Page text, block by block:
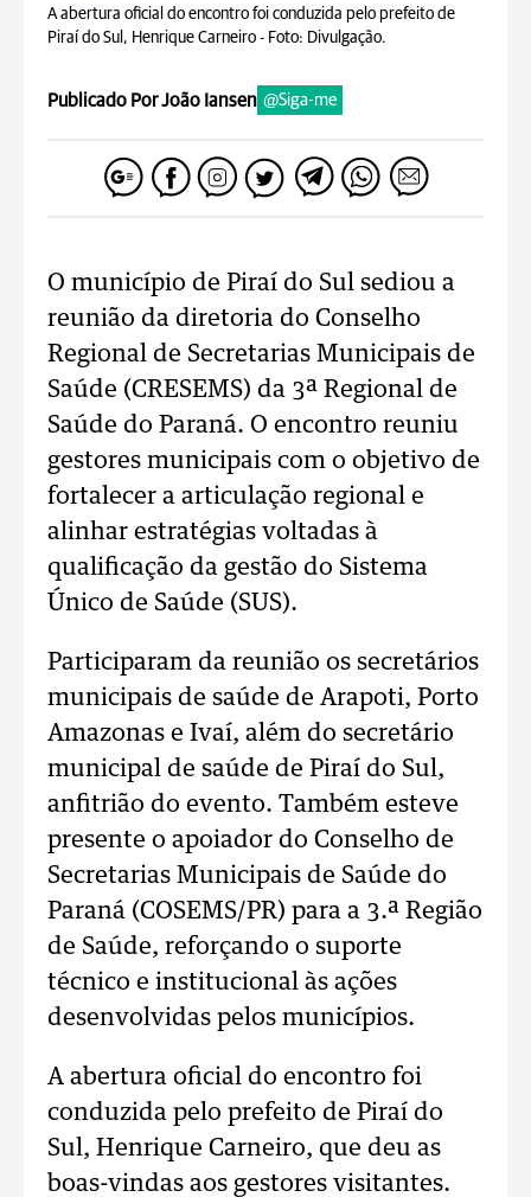
A abertura oficial do encontro foi conduzida pelo prefeito de
Piraí do Sul, Henrique Carneiro - Foto: Divulgação.
Publicado Por João Iansen @Siga-me
O município de Piraí do Sul sediou a
reunião da diretoria do Conselho
Regional de Secretarias Municipais de
Saúde (CRESEMS) da 3ª Regional de
Saúde do Paraná. O encontro reuniu
gestores municipais com o objetivo de
fortalecer a articulação regional e
alinhar estratégias voltadas à
qualificação da gestão do Sistema
Único de Saúde (SUS).
Participaram da reunião os secretários
municipais de saúde de Arapoti, Porto
Amazonas e Ivaí, além do secretário
municipal de saúde de Piraí do Sul,
anfitrião do evento. Também esteve
presente o apoiador do Conselho de
Secretarias Municipais de Saúde do
Paraná (COSEMS/PR) para a 3.ª Região
de Saúde, reforçando o suporte
técnico e institucional às ações
desenvolvidas pelos municípios.
A abertura oficial do encontro foi
conduzida pelo prefeito de Piraí do
Sul, Henrique Carneiro, que deu as
boas-vindas aos gestores visitantes.